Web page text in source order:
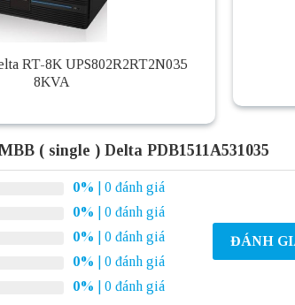
RT-8K UPS802R2RT2N035
8KVA
( single ) Delta PDB1511A531035
0%
| 0 đánh giá
0%
| 0 đánh giá
0%
| 0 đánh giá
0%
| 0 đánh giá
0% | 0 đánh giá
ĐÁNH